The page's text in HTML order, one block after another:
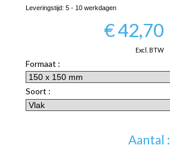
Leveringstijd: 5 - 10 werkdagen
€42,70
Excl. BTW
Formaat :
Soort :
Aantal :